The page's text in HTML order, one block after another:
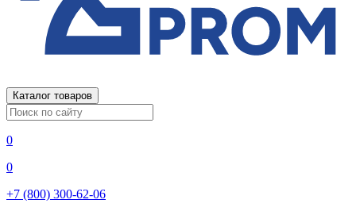
Каталог товаров
0
0
+7 (800) 300-62-06